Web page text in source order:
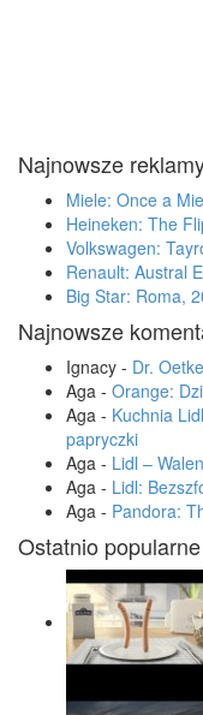
Najnowsze
Miele: Once a
Heineken: The
Volkswagen:
Renault: Austral
Big Star: Roma,
Najnowsze
Ignacy - Dr.
Aga - Orange:
Aga - Kuchnia
papryczki
Aga - Lidl –
Aga - Lidl:
Aga - Pandora:
Ostatnio popularne